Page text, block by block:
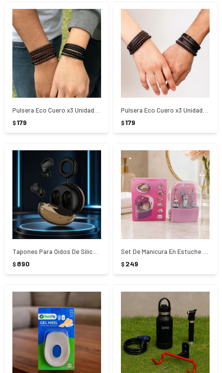
$179 $179
$ 890 $ 249